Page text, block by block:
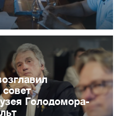
Голодомора-